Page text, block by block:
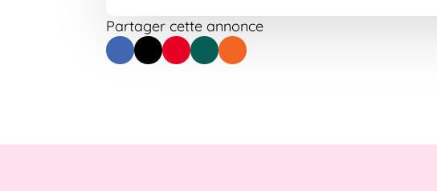
Partager cette annonce